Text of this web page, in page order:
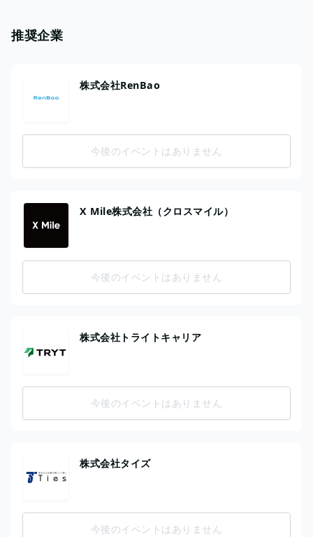
推奨企業
株式会社RenBao
今後のイベントはありません
X Mile株式会社（クロスマイル）
今後のイベントはありません
株式会社トライトキャリア
今後のイベントはありません
株式会社タイズ
今後のイベントはありません